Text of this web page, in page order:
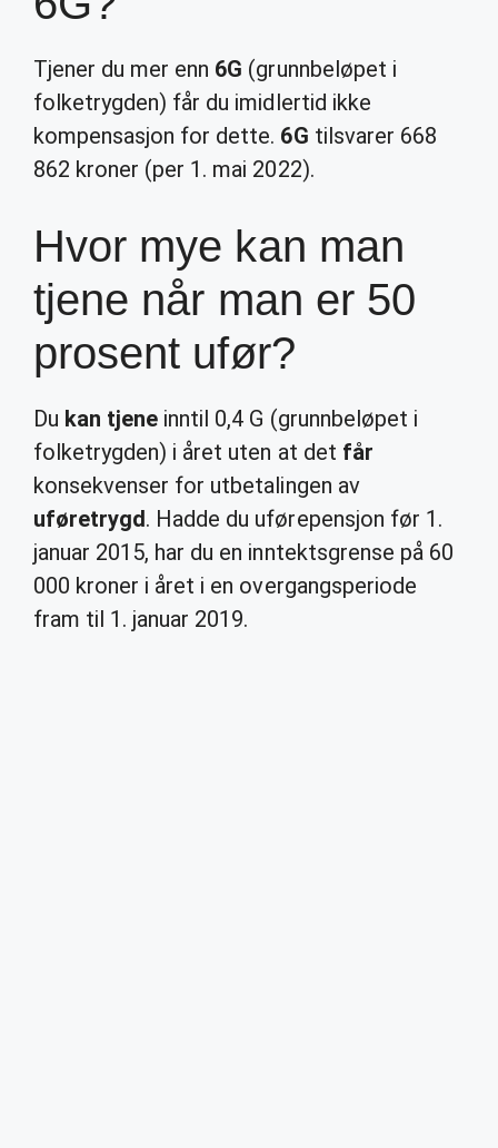
Tjener du mer enn 6G (grunnbeløpet i
folketrygden) får du imidlertid ikke
kompensasjon for dette. 6G tilsvarer 668
862 kroner (per 1. mai 2022).
Hvor mye kan man
tjene når man er 50
prosent ufør?
Du kan tjene inntil 0,4 G (grunnbeløpet i
folketrygden) i året uten at det får
konsekvenser for utbetalingen av
uføretrygd. Hadde du uførepensjon før 1.
januar 2015, har du en inntektsgrense på 60
000 kroner i året i en overgangsperiode
fram til 1. januar 2019.